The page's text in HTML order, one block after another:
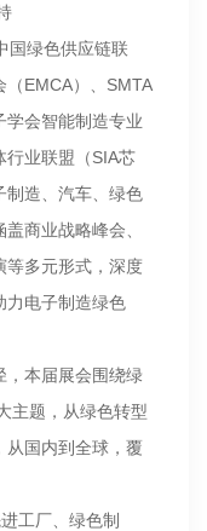
国绿色供应链联
（EMCA）、SMTA
学会智能制造专业
行业联盟（SIA芯
制造、汽车、绿色
商业战略峰会、
等多元形式，深度
力电子制造绿色
，本届展会围绕绿
主题，从绿色转型
从国内到全球，覆
工厂、绿色制